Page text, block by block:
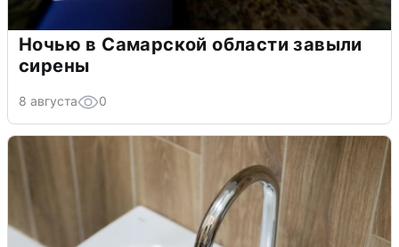
Ночью в Самарской области завыли
сирены
8 августа 0